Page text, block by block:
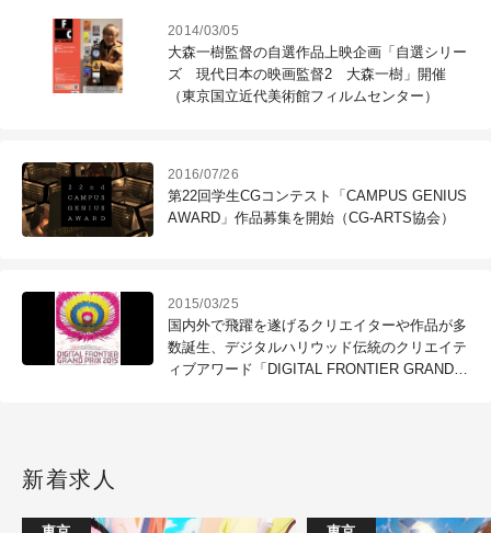
2014/03/05
大森一樹監督の自選作品上映企画「自選シリー
ズ 現代日本の映画監督2 大森一樹」開催
（東京国立近代美術館フィルムセンター）
2016/07/26
第22回学生CGコンテスト「CAMPUS GENIUS
AWARD」作品募集を開始（CG-ARTS協会）
2015/03/25
国内外で飛躍を遂げるクリエイターや作品が多
数誕生、デジタルハリウッド伝統のクリエイテ
ィブアワード「DIGITAL FRONTIER GRAND
新着求人